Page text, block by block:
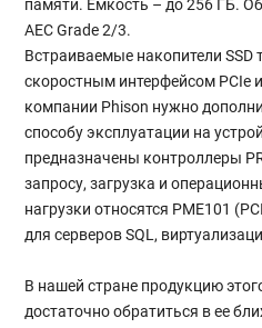
памяти. Емкость – до 256 ГБ.
AEC Grade 2/3.
Встраиваемые накопители SSD
скоростным интерфейсом PCIe
компании Phison нужно
способу эксплуатации на
предназначены контроллеры
запросу, загрузка и
нагрузки относятся PME101
для серверов SQL,
В нашей стране продукцию
достаточно обратиться в ее